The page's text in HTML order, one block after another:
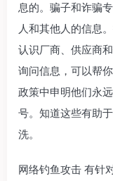
息的。骗子和诈骗
人和其他人的信息
认识厂商、供应商
询问信息，可以帮
政策中申明他们永
号。知道这些有助
洗。
网络钓鱼攻击 有针